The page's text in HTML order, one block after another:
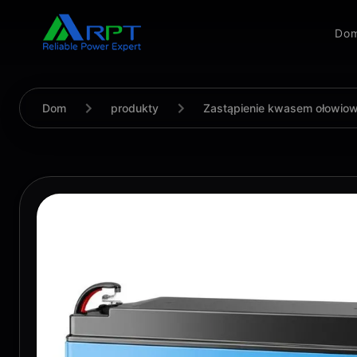
Dom produkty Zastąpienie kwasem